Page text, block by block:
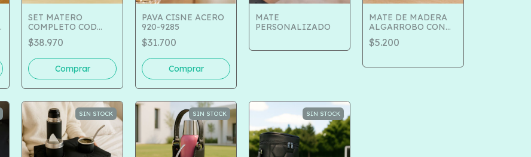
SET MATERO
COMPLETO COD
500-191
$38.970
PAVA CISNE ACERO
920-9285
$31.700
MATE
PERSONALIZADO
MATE DE MADERA
ALGARROBO CON
VIROLA Y BASE DE
ACERO COD 504-180
$5.200
SIN STOCK SIN STOCK SIN STOCK